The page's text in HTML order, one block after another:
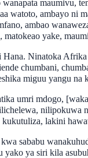
maumivu,
watoto, ambayo ni
ambao
yake,
Hana. Ninatoka
chumbani,
miguu yangu na
umri mdogo,
nilipokuwa
lakini
sababu
ya siri kila